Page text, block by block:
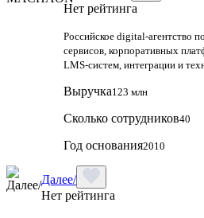
Нет рейтинга
Российское digital‑агентство
сервисов, корпоративных
LMS‑систем, интеграции и
Выручка123 млн
Сколько сотрудников40
Год основания2010
Далее/
Нет рейтинга